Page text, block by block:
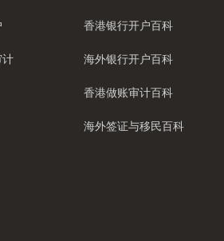
计
香港银行开户百科
海外银行开户百科
香港做账审计百科
海外签证与移民百科